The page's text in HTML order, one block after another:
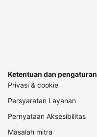
Ketentuan dan pengaturan
Privasi & cookie
Persyaratan Layanan
Pernyataan Aksesibilitas
Masalah mitra